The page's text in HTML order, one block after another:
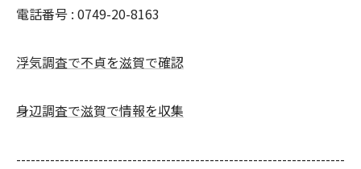
電話番号 : 0749-20-8163
浮気調査で不貞を滋賀で確認
身辺調査で滋賀で情報を収集
--------------------------------------------------------------------